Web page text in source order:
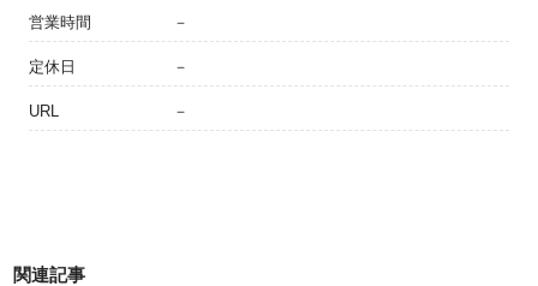
営業時間 －
定休日 －
URL －
関連記事